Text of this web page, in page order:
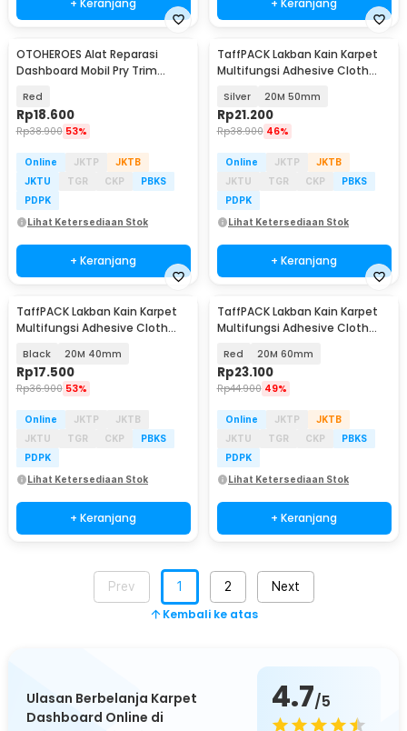
OTOHEROES Alat Reparasi
Dashboard Mobil Pry Trim
Red
Rp18.600
Rp38.900 53%
Online JKTP
JKTB
JKTU
TGR CKP
PBKS
PDPK
Lihat Ketersediaan Stok
+ Keranjang
TaffPACK Lakban Kain Karpet
Multifungsi Adhesive Cloth
Silver 20M 50mm
Rp21.200
Rp38.900 46%
Online JKTP
JKTB
JKTU
TGR CKP
PBKS
PDPK
Lihat Ketersediaan Stok
+ Keranjang
TaffPACK Lakban Kain Karpet
Multifungsi Adhesive Cloth
Black 20M 40mm
Rp17.500
Rp36.900 53%
Online JKTP
JKTB
JKTU
TGR CKP
PBKS
PDPK
Lihat Ketersediaan Stok
+ Keranjang
TaffPACK Lakban Kain Karpet
Multifungsi Adhesive Cloth
Red 20M 60mm
Rp23.100
Rp44.900 49%
Online JKTP
JKTB
JKTU
TGR CKP
PBKS
PDPK
Lihat Ketersediaan Stok
+ Keranjang
Prev 1 2 Next
Kembali ke atas
Ulasan Berbelanja Karpet
Dashboard Online di
4.7/5